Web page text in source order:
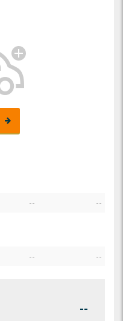
-- --
-- --
--